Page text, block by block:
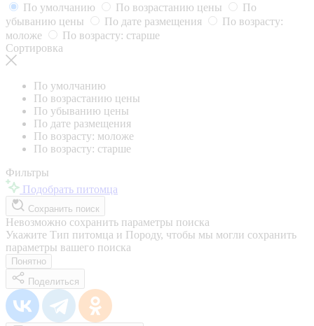
По умолчанию
По возрастанию цены
По
убыванию цены
По дате размещения
По возрасту:
моложе
По возрасту: старше
Сортировка
По умолчанию
По возрастанию цены
По убыванию цены
По дате размещения
По возрасту: моложе
По возрасту: старше
Фильтры
Подобрать питомца
Сохранить поиск
Невозможно сохранить параметры поиска
Укажите Тип питомца и Породу, чтобы мы могли сохранить
параметры вашего поиска
Понятно
Поделиться